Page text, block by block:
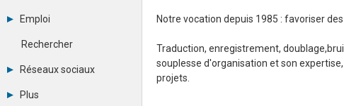
eSport
Hardware
Vidéos
Photographies
-
Messages privés
Contacter un modérateur
Archives
Abonnement
Emploi
Consulter les annonces
Observatoire de l'emploi
Rechercher
Réseaux sociaux
Plus
Notre vocation depuis 1985 : favoriser
Traduction, enregistrement,
souplesse d'organisation et son
projets.